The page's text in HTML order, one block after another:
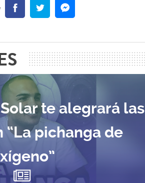
te alegrará las
“La pichanga de